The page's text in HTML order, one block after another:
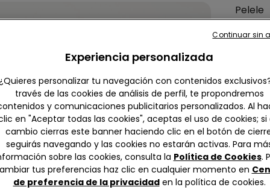
Pelele
Piezas
Bebé
Chenilla
de
Grueso
null
1
Experiencia personalizada
personalizar tu navegación con contenidos
través de las cookies de análisis de perfil, te propondremos
y comunicaciones publicitarios personalizados. Al
en "Aceptar todas las cookies", aceptas el uso de cookies; si
cambio cierras este banner haciendo clic en el botón de
seguirás navegando y las cookies no estarán activas. Para
sobre las cookies, consulta la Política de Cookies.
tus preferencias haz clic en cualquier momento en
de preferencia de la privacidaden la política de cookies.
Continuar sin